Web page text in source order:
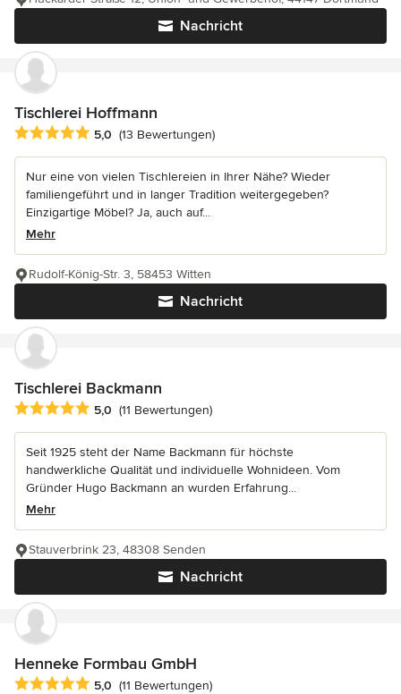
Nachricht
Tischlerei Hoffmann
Durchschnittliche Bewertung: 5 von 5 Sternen
5,0 (13 Bewertungen)
Nur eine von vielen Tischlereien in Ihrer Nähe? Wieder
familiengeführt und in langer Tradition weitergegeben?
Einzigartige Möbel? Ja, auch auf...
Mehr
Nachricht
Rudolf-König-Str. 3, 58453 Witten
Tischlerei Backmann
Durchschnittliche Bewertung: 5 von 5 Sternen
5,0 (11 Bewertungen)
Seit 1925 steht der Name Backmann für höchste
handwerkliche Qualität und individuelle Wohnideen. Vom
Gründer Hugo Backmann an wurden Erfahrung...
Mehr
Nachricht
Stauverbrink 23, 48308 Senden
Henneke Formbau GmbH
Durchschnittliche Bewertung: 5 von 5 Sternen
5,0 (11 Bewertungen)